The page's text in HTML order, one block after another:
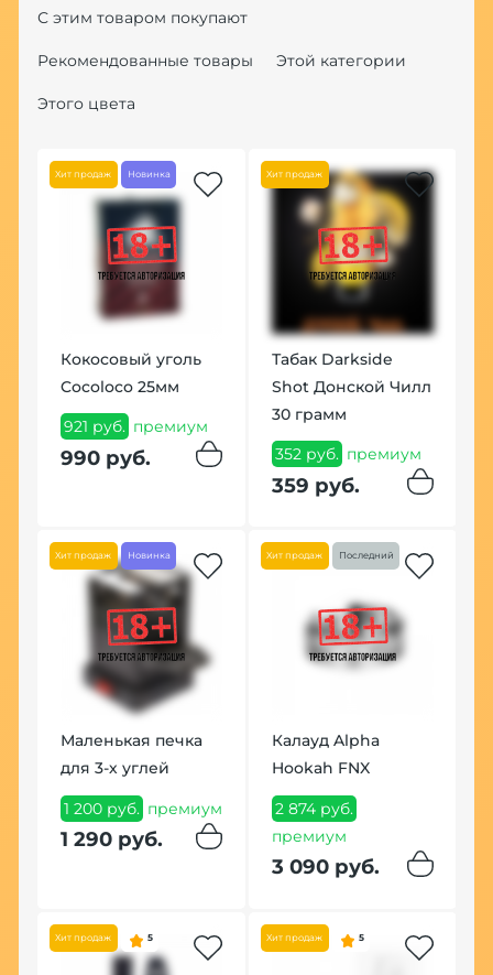
С этим товаром покупают
Рекомендованные товары Этой категории
Этого цвета
Хит продаж Новинка
Кокосовый уголь
Cocoloco 25мм
921 руб. премиум
990 руб.
Хит продаж
Табак Darkside
Shot Донской Чилл
30 грамм
352 руб. премиум
359 руб.
Хит продаж Новинка
Маленькая печка
для 3-х углей
1 200 руб. премиум
1 290 руб.
Хит продаж Последний
Калауд Alpha
Hookah FNX
2 874 руб.
премиум
3 090 руб.
Хит продаж 5 Хит продаж 5